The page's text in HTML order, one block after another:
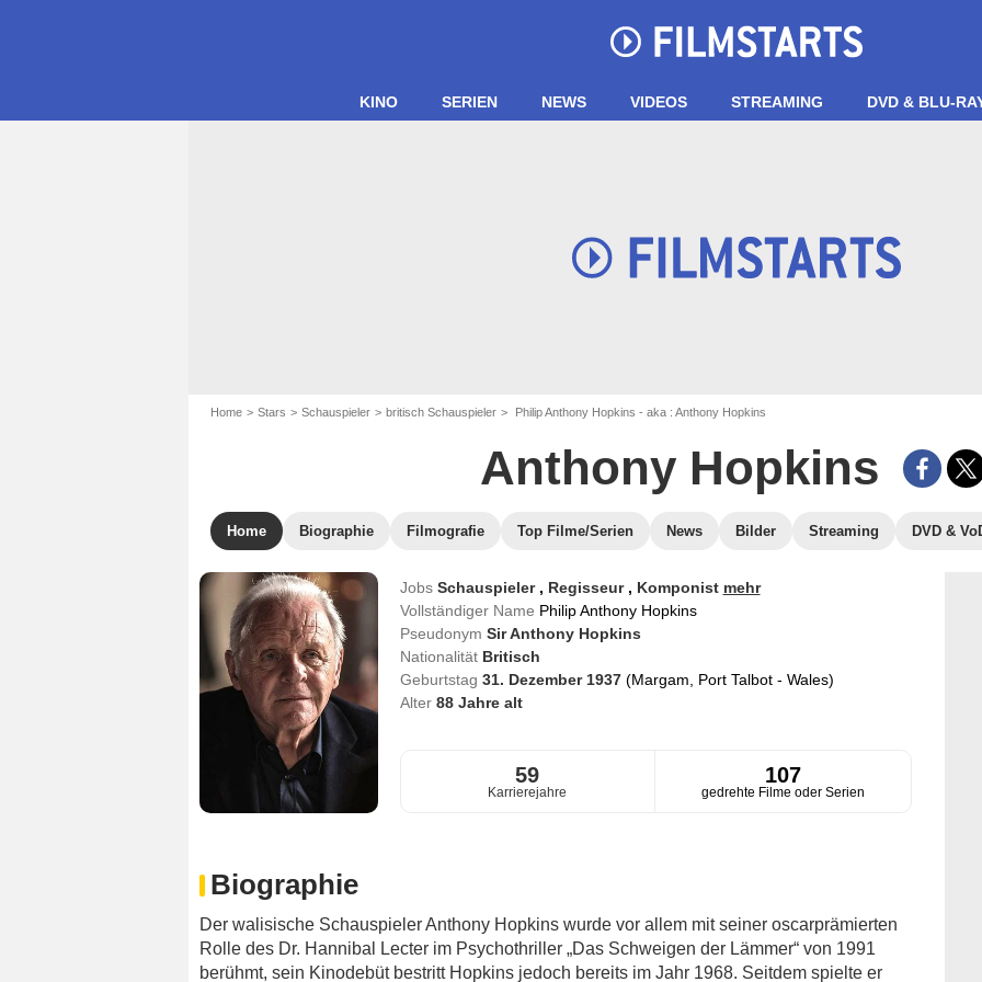
KINO SERIEN NEWS VIDEOS STREAMING DVD & BLU-
Home Stars Schauspieler britisch Schauspieler Philip Anthony Hopkins - aka : Anthony Hopkins
Anthony Hopkins
Home Biographie Filmografie Top Filme/Serien News Bilder Streaming DVD &
Jobs Schauspieler , Regisseur , Komponist mehr
Vollständiger Name Philip Anthony Hopkins
Pseudonym Sir Anthony Hopkins
Nationalität Britisch
Geburtstag 31. Dezember 1937 (Margam, Port Talbot - Wales)
Alter 88Jahre alt
59
Karrierejahre
107
gedrehte Filme oder Serien
Biographie
Der walisische Schauspieler Anthony Hopkins wurde vor allem mit seiner oscarprämierten
Rolle des Dr. Hannibal Lecter im Psychothriller „Das Schweigen der Lämmer“ von 1991
berühmt, sein Kinodebüt bestritt Hopkins jedoch bereits im Jahr 1968. Seitdem spielte er